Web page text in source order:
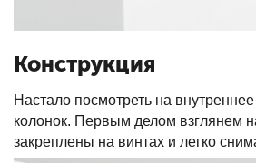
Конструкция
Настало посмотреть на
колонок. Первым делом взглянем
закреплены на винтах и легко